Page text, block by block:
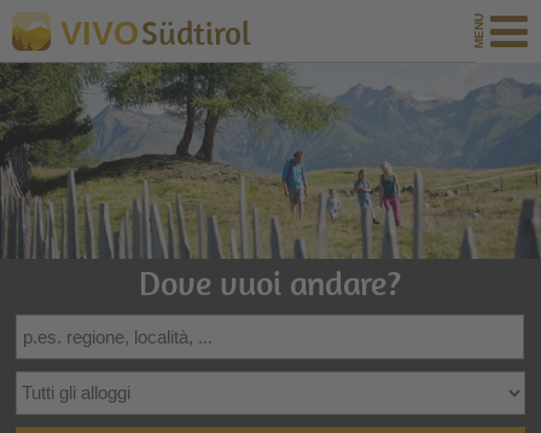
VIVOSüdtirol
Dove vuoi andare?